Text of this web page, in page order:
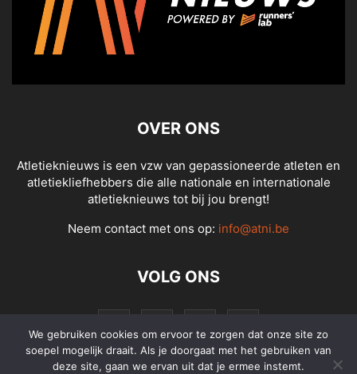
OVER ONS
Atletieknieuws is een vzw van gepassioneerde atleten en
atletiekliefhebbers die alle nationale en internationale
atletieknieuws tot bij jou brengt!
Neem contact met ons op: info@atni.be
VOLG ONS
We gebruiken cookies om ervoor te zorgen dat onze site zo
soepel mogelijk draait. Als je doorgaat met het gebruiken van
deze site, gaan we ervan uit dat je ermee instemt.